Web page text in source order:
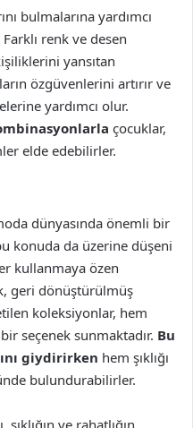
bulmalarına yardımcı
renk ve desen
yansıtan
özgüvenlerini artırır ve
yardımcı olur.
çocuklar,
elde edebilirler.
dünyasında önemli bir
konuda da üzerine düşeni
kullanmaya özen
geri dönüştürülmüş
koleksiyonlar, hem
seçenek sunmaktadır. Bu
giydirirken hem şıklığı
bulundurabilirler.
ve rahatlığın